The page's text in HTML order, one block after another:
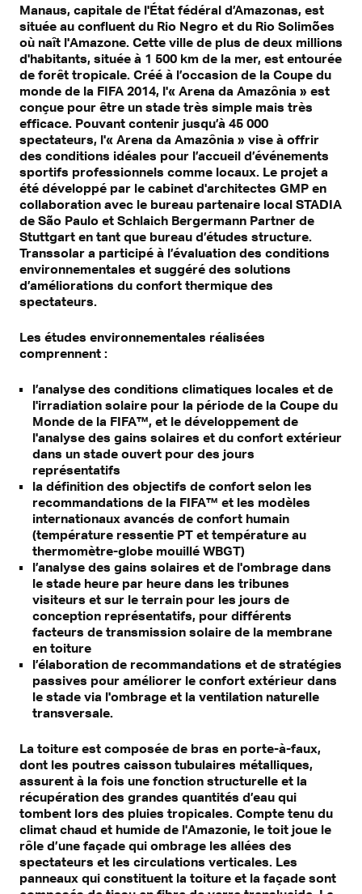
Manaus, capitale de l'État fédéral d’Amazonas, est
située au confluent du Rio Negro et du Rio Solimões
où naît l'Amazone. Cette ville de plus de deux millions
d'habitants, située à 1 500 km de la mer, est entourée
de forêt tropicale. Créé à l’occasion de la Coupe du
monde de la FIFA 2014, l'« Arena da Amazônia » est
conçue pour être un stade très simple mais très
efficace. Pouvant contenir jusqu’à 45 000
spectateurs, l'« Arena da Amazônia » vise à offrir
des conditions idéales pour l’accueil d’événements
sportifs professionnels comme locaux. Le projet a
été développé par le cabinet d'architectes GMP en
collaboration avec le bureau partenaire local STADIA
de São Paulo et Schlaich Bergermann Partner de
Stuttgart en tant que bureau d’études structure.
Transsolar a participé à l’évaluation des conditions
environnementales et suggéré des solutions
d’améliorations du confort thermique des
spectateurs.
Les études environnementales réalisées
comprennent :
l’analyse des conditions climatiques locales et de
l'irradiation solaire pour la période de la Coupe du
Monde de la FIFA™, et le développement de
l'analyse des gains solaires et du confort extérieur
dans un stade ouvert pour des jours
représentatifs
la définition des objectifs de confort selon les
recommandations de la FIFA™ et les modèles
internationaux avancés de confort humain
(température ressentie PT et température au
thermomètre-globe mouillé WBGT)
l’analyse des gains solaires et de l'ombrage dans
le stade heure par heure dans les tribunes
visiteurs et sur le terrain pour les jours de
conception représentatifs, pour différents
facteurs de transmission solaire de la membrane
en toiture
l’élaboration de recommandations et de stratégies
passives pour améliorer le confort extérieur dans
le stade via l'ombrage et la ventilation naturelle
transversale.
La toiture est composée de bras en porte-à-faux,
dont les poutres caisson tubulaires métalliques,
assurent à la fois une fonction structurelle et la
récupération des grandes quantités d’eau qui
tombent lors des pluies tropicales. Compte tenu du
climat chaud et humide de l'Amazonie, le toit joue le
rôle d’une façade qui ombrage les allées des
spectateurs et les circulations verticales. Les
panneaux qui constituent la toiture et la façade sont